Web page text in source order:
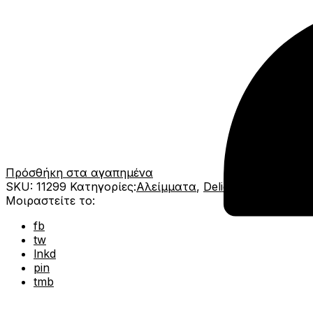
Πρόσθήκη στα αγαπημένα
SKU: 11299 Κατηγορίες:Αλείμματα, Delicatessen
Μοιραστείτε το:
fb
tw
lnkd
pin
tmb